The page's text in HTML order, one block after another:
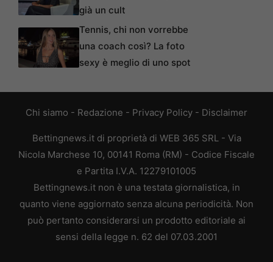
già un cult
Tennis, chi non vorrebbe
una coach così? La foto
sexy è meglio di uno spot
Chi siamo - Redazione - Privacy Policy - Disclaimer
Bettingnews.it di proprietà di WEB 365 SRL - Via
Nicola Marchese 10, 00141 Roma (RM) - Codice Fiscale
e Partita I.V.A. 12279101005
Bettingnews.it non è una testata giornalistica, in
quanto viene aggiornato senza alcuna periodicità. Non
può pertanto considerarsi un prodotto editoriale ai
sensi della legge n. 62 del 07.03.2001